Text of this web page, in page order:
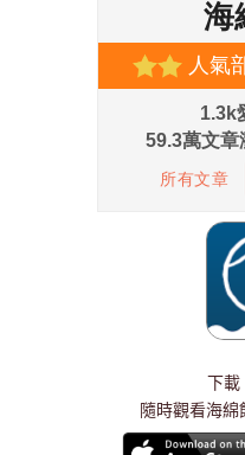
下載
隨時觀看海綿